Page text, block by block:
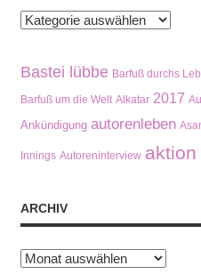
Kategorien
Bastei lübbe Barfuß durchs
Barfuß um die Welt Alkatar 2017
Ankündigung autorenleben
Innings Autoreninterview aktion
ARCHIV
Archiv